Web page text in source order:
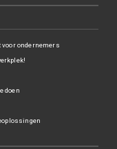
ondernemers
doen